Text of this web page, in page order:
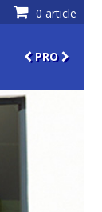
0 article
PRO